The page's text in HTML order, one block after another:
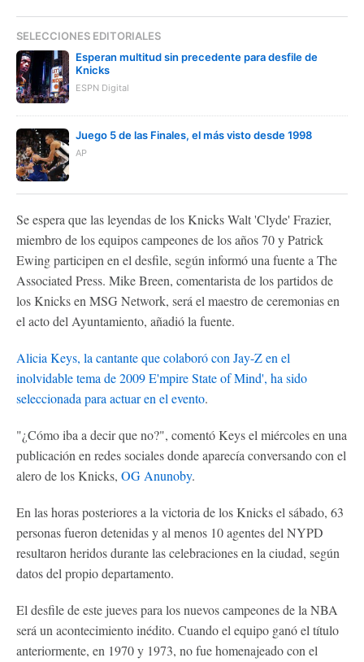
SELECCIONES EDITORIALES
Esperan multitud sin precedente para desfile de
Knicks
ESPN Digital
Juego 5 de las Finales, el más visto desde 1998
AP
Se espera que las leyendas de los Knicks Walt 'Clyde' Frazier,
miembro de los equipos campeones de los años 70 y Patrick
Ewing participen en el desfile, según informó una fuente a The
Associated Press. Mike Breen, comentarista de los partidos de
los Knicks en MSG Network, será el maestro de ceremonias en
el acto del Ayuntamiento, añadió la fuente.
Alicia Keys, la cantante que colaboró ​​con Jay-Z en el
inolvidable tema de 2009 E'mpire State of Mind', ha sido
seleccionada para actuar en el evento.
"¿Cómo iba a decir que no?", comentó Keys el miércoles en una
publicación en redes sociales donde aparecía conversando con el
alero de los Knicks, OG Anunoby.
En las horas posteriores a la victoria de los Knicks el sábado, 63
personas fueron detenidas y al menos 10 agentes del NYPD
resultaron heridos durante las celebraciones en la ciudad, según
datos del propio departamento.
El desfile de este jueves para los nuevos campeones de la NBA
será un acontecimiento inédito. Cuando el equipo ganó el título
anteriormente, en 1970 y 1973, no fue homenajeado con el